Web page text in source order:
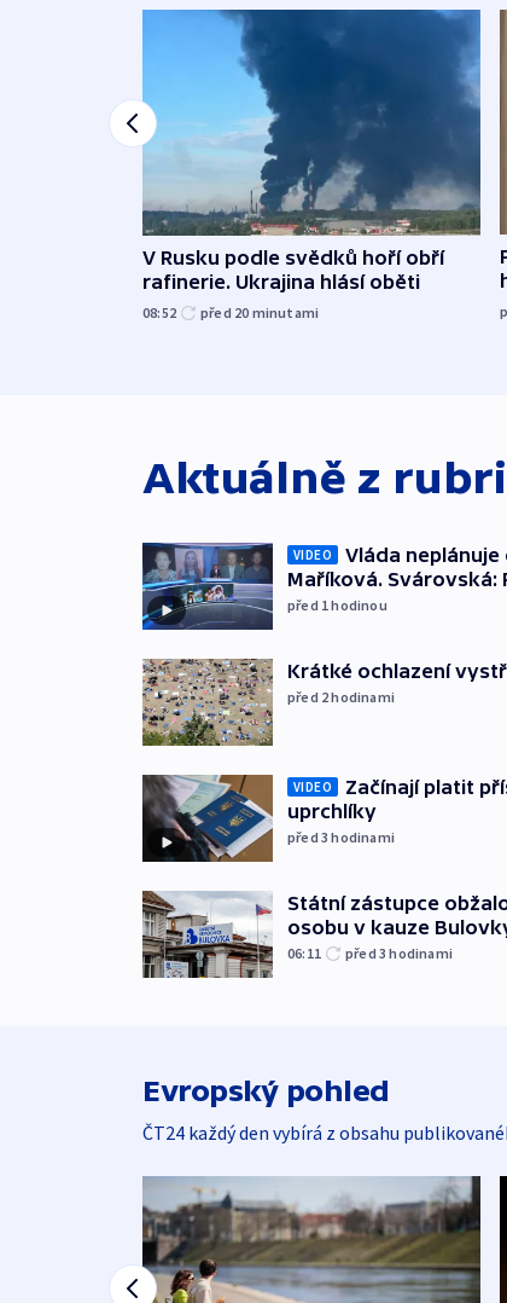
V Rusku podle svědků hoří obří
rafinerie. Ukrajina hlásí oběti
08:52 před 20 minutami
Aktuálně z
VIDEO
Vláda
Maříková. Svárovská:
před 1hodinou
Krátké ochlazení
před 2hodinami
VIDEO
Začínají platit
uprchlíky
před 3hodinami
Státní zástupce
osobu v kauze
06:11 před 3hodinami
Evropský pohled
ČT24 každý den vybírá z obsahu